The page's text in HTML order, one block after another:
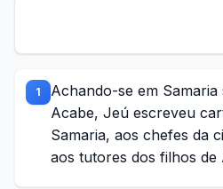
1
Achando-se em Samaria
Acabe, Jeú escreveu
Samaria, aos chefes da
aos tutores dos filhos de